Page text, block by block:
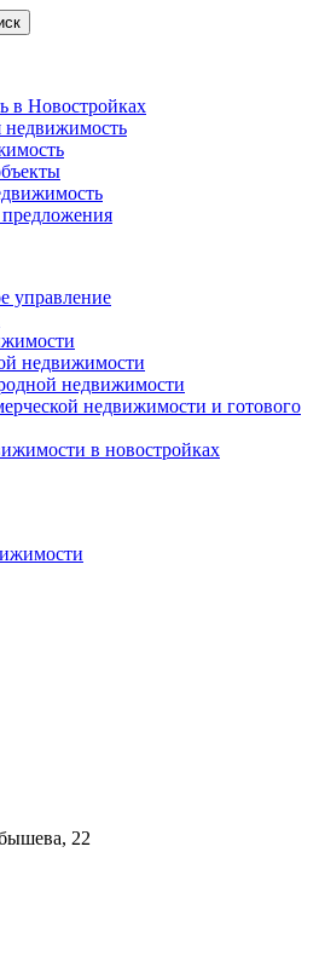
в Новостройках
недвижимость
управление
недвижимости
недвижимости
недвижимости и готового
в новостройках
22